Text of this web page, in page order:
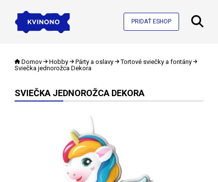
PRIDAŤ ESHOP
Domov Hobby Párty a oslavy
Tortové sviečky a fontány
Sviečka jednorožca Dekora
SVIEČKA JEDNOROŽCA DEKORA